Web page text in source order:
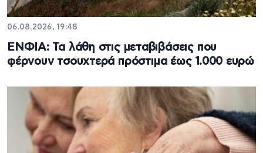
06.08.2026, 19:48
ΕΝΦΙΑ: Τα λάθη στις μεταβιβάσεις που
φέρνουν τσουχτερά πρόστιμα έως 1.000 ευρώ